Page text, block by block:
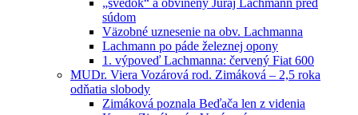
súdom
Väzobné uznesenie na obv. Lachmanna
Lachmann po páde železnej opony
1. výpoveď Lachmanna: červený Fiat 600
MUDr. Viera Vozárová rod. Zimáková – 2,5 roka
odňatia slobody
Zimáková poznala Beďača len z videnia